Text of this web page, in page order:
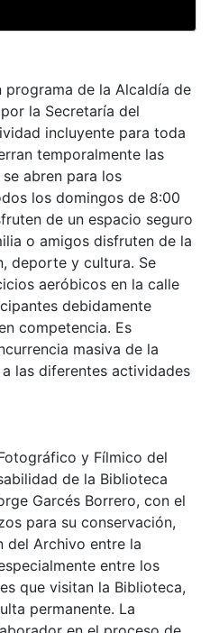
programa de la Alcaldía de
la Secretaría del
incluyente para toda
temporalmente las
abren para los
los domingos de 8:00
de un espacio seguro
o amigos disfruten de la
deporte y cultura. Se
aeróbicos en la calle
debidamente
competencia. Es
masiva de la
las diferentes actividades
y Fílmico del
de la Biblioteca
Garcés Borrero, con el
para su conservación,
del Archivo entre la
entre los
que visitan la Biblioteca,
permanente. La